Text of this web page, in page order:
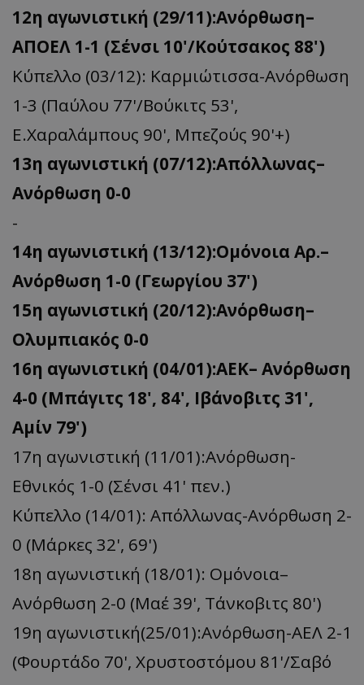
12η αγωνιστική (29/11):Ανόρθωση–
ΑΠΟΕΛ 1-1 (Σένσι 10'/Κούτσακος 88')
Κύπελλο (03/12): Καρμιώτισσα-Ανόρθωση
1-3 (Παύλου 77'/Βούκιτς 53',
Ε.Χαραλάμπους 90', Μπεζούς 90'+)
13η αγωνιστική (07/12):Απόλλωνας–
Ανόρθωση 0-0
-
14η αγωνιστική (13/12):Ομόνοια Αρ.–
Ανόρθωση 1-0 (Γεωργίου 37')
15η αγωνιστική (20/12):Ανόρθωση–
Ολυμπιακός 0-0
16η αγωνιστική (04/01):ΑΕΚ– Ανόρθωση
4-0 (Μπάγιτς 18', 84', Ιβάνοβιτς 31',
Αμίν 79')
17η αγωνιστική (11/01):Ανόρθωση-
Εθνικός 1-0 (Σένσι 41' πεν.)
Κύπελλο (14/01): Απόλλωνας-Ανόρθωση 2-
0 (Μάρκες 32', 69')
18η αγωνιστική (18/01): Ομόνοια–
Ανόρθωση 2-0 (Μαέ 39', Τάνκοβιτς 80')
19η αγωνιστική(25/01):Ανόρθωση-ΑΕΛ 2-1
(Φουρτάδο 70', Χρυστοστόμου 81'/Σαβό